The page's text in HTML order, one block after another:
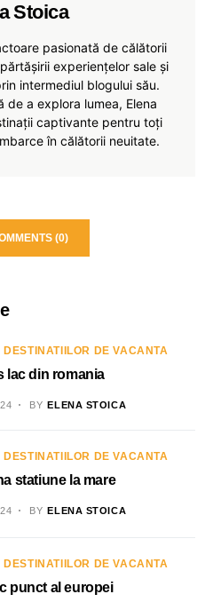
Stoica
pasionată de călătorii
experiențelor sale și
intermediul blogului său.
de a explora lumea, Elena
captivante pentru toți
în călătorii neuitate.
(0)
DE VACANTA
lac din romania
BY ELENA STOICA
DE VACANTA
statiune la mare
BY ELENA STOICA
DE VACANTA
punct al europei